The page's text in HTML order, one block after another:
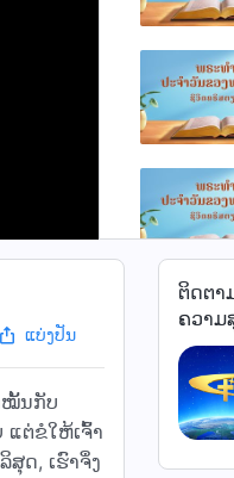
ແບ່ງປັນ
ໝັ້ນກັບ
ແຕ່ຂໍໃຫ້ເຈົ້າ
ດ, ເຮົາຈຶ່ງ
ຕິດຕາ
ຄວາມ